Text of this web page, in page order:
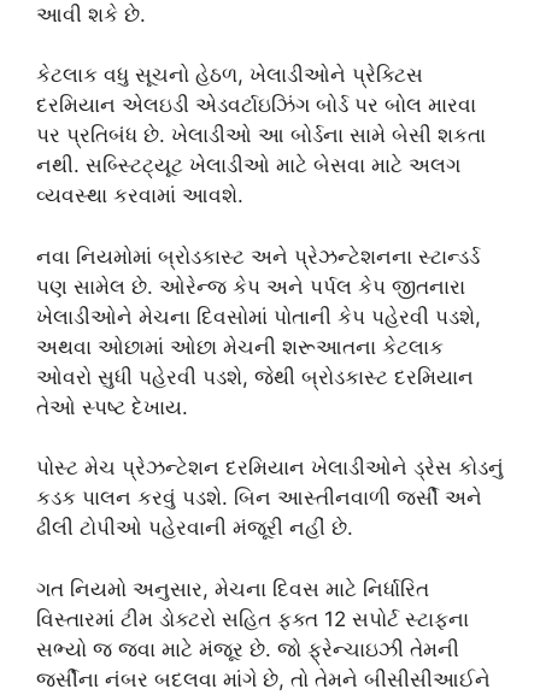
આવી શકે છે.
કેટલાક વધુ સૂચનો હેઠળ, ખેલાડીઓને પ્રેક્ટિસ
દરમિયાન એલઇડી એડવર્ટાઇઝિંગ બોર્ડ પર બોલ મારવા
પર પ્રતિબંધ છે. ખેલાડીઓ આ બોર્ડના સામે બેસી શકતા
નથી. સબ્સ્ટિટ્યૂટ ખેલાડીઓ માટે બેસવા માટે અલગ
વ્યવસ્થા કરવામાં આવશે.
નવા નિયમોમાં બ્રોડકાસ્ટ અને પ્રેઝન્ટેશનના સ્ટાન્ડર્ડ
પણ સામેલ છે. ઓરેન્જ કેપ અને પર્પલ કેપ જીતનારા
ખેલાડીઓને મેચના દિવસોમાં પોતાની કેપ પહેરવી પડશે,
અથવા ઓછામાં ઓછા મેચની શરૂઆતના કેટલાક
ઓવરો સુધી પહેરવી પડશે, જેથી બ્રોડકાસ્ટ દરમિયાન
તેઓ સ્પષ્ટ દેખાય.
પોસ્ટ મેચ પ્રેઝન્ટેશન દરમિયાન ખેલાડીઓને ડ્રેસ કોડનું
કડક પાલન કરવું પડશે. બિન આસ્તીનવાળી જર્સી અને
ઢીલી ટોપીઓ પહેરવાની મંજૂરી નહીં છે.
ગત નિયમો અનુસાર, મેચના દિવસ માટે નિર્ધારિત
વિસ્તારમાં ટીમ ડોક્ટરો સહિત ફક્ત 12 સપોર્ટ સ્ટાફના
સભ્યો જ જવા માટે મંજૂર છે. જો ફ્રેન્ચાઇઝી તેમની
જર્સીના નંબર બદલવા માંગે છે, તો તેમને બીસીસીઆઈને